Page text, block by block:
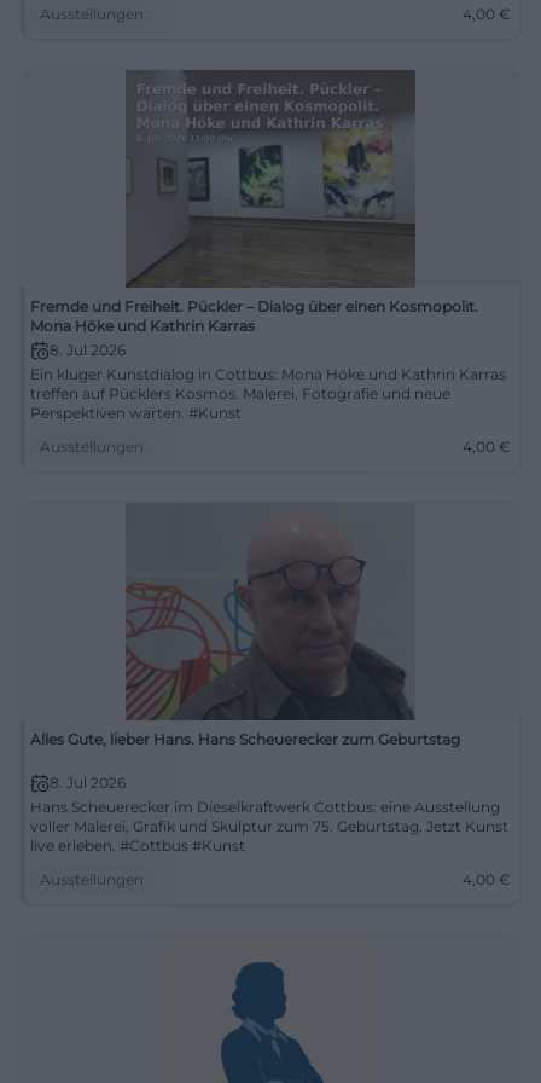
Ausstellungen
4,00 €
Fremde und Freiheit. Pückler – Dialog über einen Kosmopolit.
Mona Höke und Kathrin Karras
8. Jul 2026
Ein kluger Kunstdialog in Cottbus: Mona Höke und Kathrin Karras
treffen auf Pücklers Kosmos. Malerei, Fotografie und neue
Perspektiven warten. #Kunst
Ausstellungen
4,00 €
Alles Gute, lieber Hans. Hans Scheuerecker zum Geburtstag
8. Jul 2026
Hans Scheuerecker im Dieselkraftwerk Cottbus: eine Ausstellung
voller Malerei, Grafik und Skulptur zum 75. Geburtstag. Jetzt Kunst
live erleben. #Cottbus #Kunst
Ausstellungen
4,00 €